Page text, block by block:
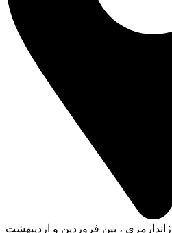
، بین فروردین و اردیبهشت